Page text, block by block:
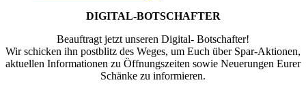
DIGITAL-BOTSCHAFTER
Beauftragt jetzt unseren Digital- Botschafter!
Wir schicken ihn postblitz des Weges, um Euch über Spar-Aktionen,
aktuellen Informationen zu Öffnungszeiten sowie Neuerungen Eurer
Schänke zu informieren.